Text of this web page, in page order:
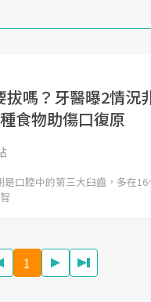
拔嗎？牙醫曝2情況
食物助傷口復原
口腔中的第三大臼齒，多在
1
面對超高齡社
向「健康照護
心議題。然而
2025年，就到
康新生活」，